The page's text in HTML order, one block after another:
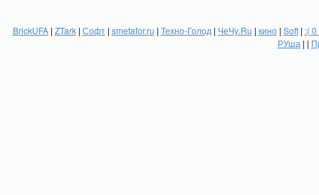
BrickUFA| ZTark| Софт| smetafor.ru | Техно-Голод | ЧеЧу.Ru | кино| Soft| :(
РУша | |